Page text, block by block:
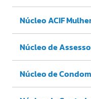
Núcleo ACIF
Núcleo de
Núcleo de